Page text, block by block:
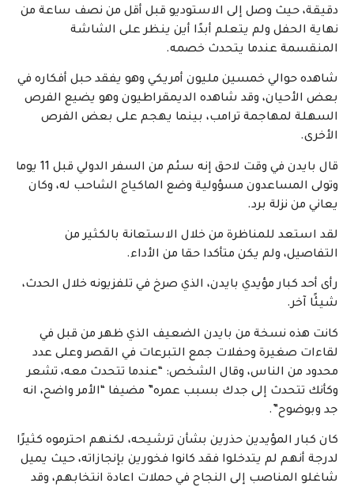
دقيقة، حيث وصل إلى الاستوديو قبل أقل من نصف ساعة من
نهاية الحفل ولم يتعلم أبدًا أين ينظر على الشاشة
المنقسمة عندما يتحدث خصمه.
شاهده حوالي خمسين مليون أمريكي وهو يفقد حبل أفكاره في
بعض الأحيان، وقد شاهده الديمقراطيون وهو يضيع الفرص
السهلة لمهاجمة ترامب، بينما يهجم على بعض الفرص
الأخرى.
قال بايدن في وقت لاحق إنه سئم من السفر الدولي قبل 11 يوما
وتولى المساعدون مسؤولية وضع الماكياج الشاحب له، وكان
يعاني من نزلة برد.
لقد استعد للمناظرة من خلال الاستعانة بالكثير من
التفاصيل، ولم يكن متأكدا حقا من الأداء.
رأى أحد كبار مؤيدي بايدن، الذي صرخ في تلفزيونه خلال الحدث،
شيئًا آخر.
كانت هذه نسخة من بايدن الضعيف الذي ظهر من قبل في
لقاءات صغيرة وحفلات جمع التبرعات في القصر وعلى عدد
محدود من الناس، وقال الشخص: “عندما تتحدث معه، تشعر
وكأنك تتحدث إلى جدك بسبب عمره” مضيفا “الأمر واضح، انه
جد وبوضوح”.
كان كبار المؤيدين حذرين بشأن ترشيحه، لكنهم احترموه كثيرًا
لدرجة أنهم لم يتدخلوا فقد كانوا فخورين بإنجازاته، حيث يميل
شاغلو المناصب إلى النجاح في حملات اعادة انتخابهم، وقد